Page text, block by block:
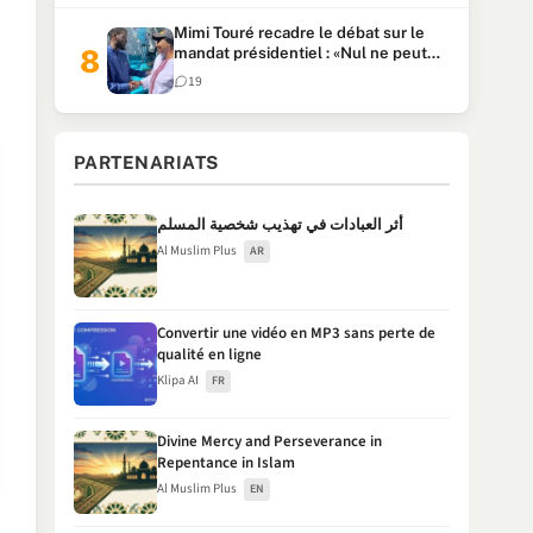
Mimi Touré recadre le débat sur le
mandat présidentiel : «Nul ne peut
faire plus de deux mandats
consécutifs de 5 ans»
19
PARTENARIATS
أثر العبادات في تهذيب شخصية المسلم
Al Muslim Plus AR
Convertir une vidéo en MP3 sans perte de
qualité en ligne
Klipa AI FR
Divine Mercy and Perseverance in
Repentance in Islam
Al Muslim Plus EN